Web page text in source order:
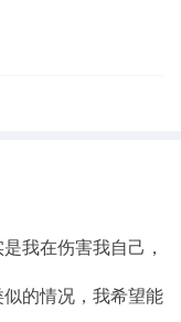
我在伤害我自己，
的情况，我希望能